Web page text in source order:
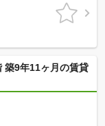
築9年11ヶ月の賃貸